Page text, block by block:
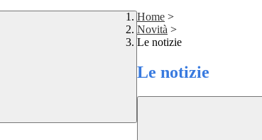
Home >
Novità >
Le notizie
Le notizie